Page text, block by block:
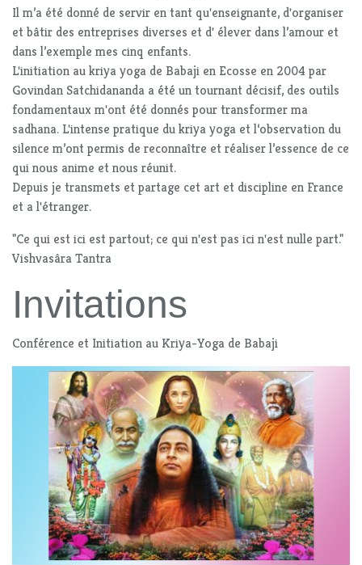
Il m’a été donné de servir en tant qu'enseignante, d'organiser
et bâtir des entreprises diverses et d' élever dans l’amour et
dans l’exemple mes cinq enfants.
L'initiation au kriya yoga de Babaji en Ecosse en 2004 par
Govindan Satchidananda a été un tournant décisif, des outils
fondamentaux m'ont été donnés pour transformer ma
sadhana. L'intense pratique du kriya yoga et l‘observation du
silence m’ont permis de reconnaître et réaliser l’essence de ce
qui nous anime et nous réunit.
Depuis je transmets et partage cet art et discipline en France
et a l'étranger.
"Ce qui est ici est partout; ce qui n'est pas ici n'est nulle part."
Vishvasâra Tantra
Invitations
Conférence et Initiation au Kriya-Yoga de Babaji